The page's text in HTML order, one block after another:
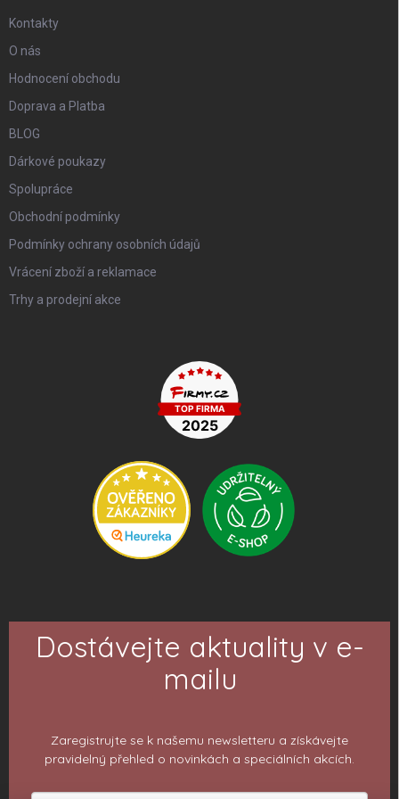
Kontakty
O nás
Hodnocení obchodu
Doprava a Platba
BLOG
Dárkové poukazy
Spolupráce
Obchodní podmínky
Podmínky ochrany osobních údajů
Vrácení zboží a reklamace
Trhy a prodejní akce
Dostávejte aktuality v e-
mailu
Zaregistrujte se k našemu newsletteru a získávejte
pravidelný přehled o novinkách a speciálních akcích.